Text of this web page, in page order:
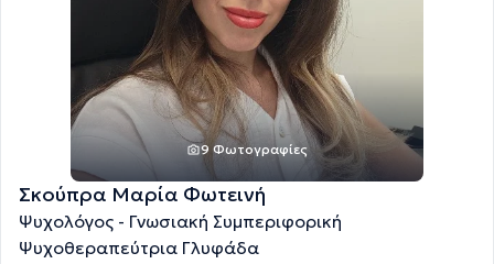
9 Φωτογραφίες
Σκούπρα Μαρία Φωτεινή
Ψυχολόγος - Γνωσιακή Συμπεριφορική
Ψυχοθεραπεύτρια Γλυφάδα